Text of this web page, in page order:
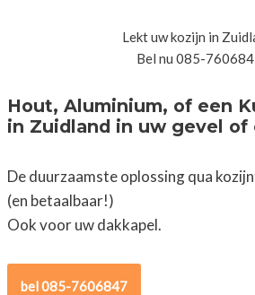
Lekt uw kozijn in
Bel nu 085-
Hout, Aluminium, of een
in Zuidland in uw gevel of
De duurzaamste oplossing qua
(en betaalbaar!)
Ook voor uw dakkapel.
bel 085-7606847